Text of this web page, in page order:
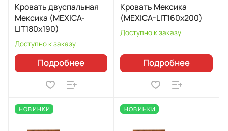
Кровать двуспальная
Мексика (MEXICA-
LIT180х190)
Доступно к заказу
Подробнее
Кровать Мексика
(MEXICA-LIT160х200)
Доступно к заказу
Подробнее
НОВИНКИ НОВИНКИ